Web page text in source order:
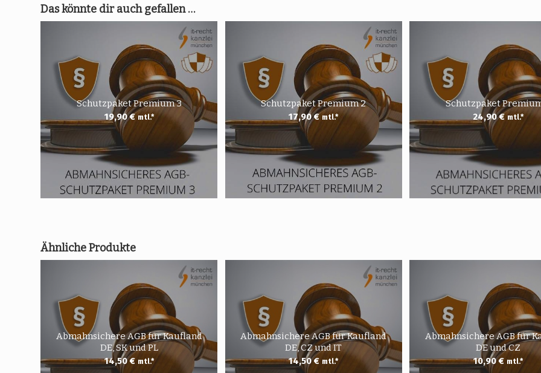
Das könnte dir auch gefallen …
Schutzpaket Premium 3
19,90€ mtl.*
Schutzpaket Premium 2
17,90€ mtl.*
Schutzpaket
24,90€ mtl.*
Ähnliche Produkte
Abmahnsichere AGB für Kaufland
DE, SK und PL
14,50€ mtl.*
Abmahnsichere AGB für Kaufland
DE, CZ und IT
14,50€ mtl.*
Abmahnsichere AGB für
DE und CZ
10,90€ mtl.*